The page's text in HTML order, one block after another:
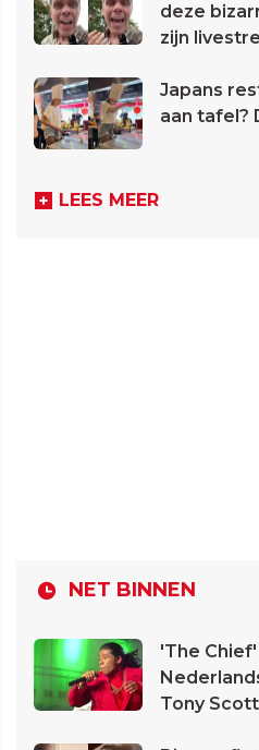
deze
zijn
Japans
aan tafel?
LEES MEER
NET BINNEN
'The
Tony